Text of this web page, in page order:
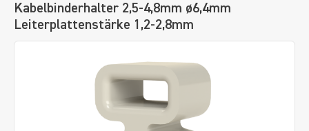
Kabelbinderhalter 2,5-4,8mm ø6,4mm
Leiterplattenstärke 1,2-2,8mm